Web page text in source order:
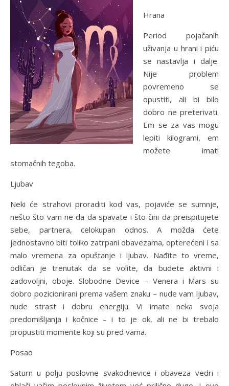
Hrana
Period pojačanih
uživanja u hrani i piću
se nastavlja i dalje.
Nije problem
povremeno se
opustiti, ali bi bilo
dobro ne preterivati.
Em se za vas mogu
lepiti kilogrami, em
možete imati
stomačnih tegoba.
Ljubav
Neki će strahovi proraditi kod vas, pojaviće se sumnje,
nešto što vam ne da da spavate i što čini da preispitujete
sebe, partnera, celokupan odnos. A možda ćete
jednostavno biti toliko zatrpani obavezama, opterećeni i sa
malo vremena za opuštanje i ljubav. Nađite to vreme,
odličan je trenutak da se volite, da budete aktivni i
zadovoljni, oboje. Slobodne Device – Venera i Mars su
dobro pozicionirani prema vašem znaku – nude vam ljubav,
nude strast i dobru energiju. Vi imate neka svoja
predomišljanja i kočnice – i to je ok, ali ne bi trebalo
propustiti momente koji su pred vama.
Posao
Saturn u polju poslovne svakodnevice i obaveza vedri i